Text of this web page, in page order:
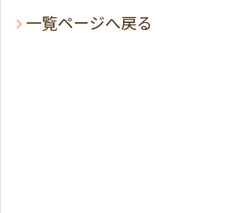
一覧ページへ戻る